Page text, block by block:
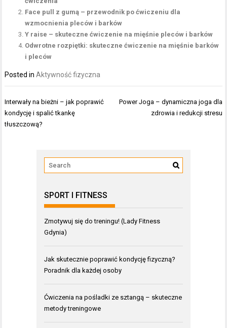
Face pull z gumą – przewodnik po ćwiczeniu dla
wzmocnienia pleców i barków
Y raise – skuteczne ćwiczenie na mięśnie pleców i barków
Odwrotne rozpiętki: skuteczne ćwiczenie na mięśnie barków
i pleców
Posted inAktywność fizyczna
Nawigacja
wpisu
Interwały na bieżni – jak poprawić
kondycję i spalić tkankę
tłuszczową?
Power Joga – dynamiczna joga dla
zdrowia i redukcji stresu
SPORT I FITNESS
Zmotywuj się do treningu! (Lady Fitness
Gdynia)
Jak skutecznie poprawić kondycję fizyczną?
Poradnik dla każdej osoby
Ćwiczenia na pośladki ze sztangą – skuteczne
metody treningowe